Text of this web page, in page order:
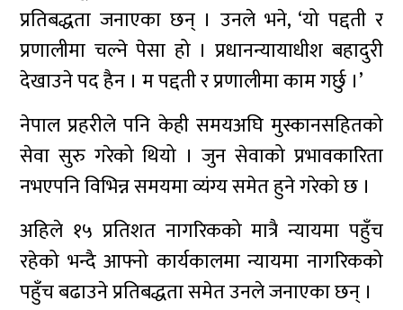
प्रतिबद्धता जनाएका छन् । उनले भने, ‘यो पद्दती र
प्रणालीमा चल्ने पेसा हो । प्रधानन्यायाधीश बहादुरी
देखाउने पद हैन । म पद्दती र प्रणालीमा काम गर्छु ।’
नेपाल प्रहरीले पनि केही समयअघि मुस्कानसहितको
सेवा सुरु गरेको थियो । जुन सेवाको प्रभावकारिता
नभएपनि विभिन्न समयमा व्यंग्य समेत हुने गरेको छ ।
अहिले १५ प्रतिशत नागरिकको मात्रै न्यायमा पहुँच
रहेको भन्दै आफ्नो कार्यकालमा न्यायमा नागरिकको
पहुँच बढाउने प्रतिबद्धता समेत उनले जनाएका छन् ।